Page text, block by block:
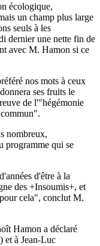
écologique,
un champ plus large
seuls à les
dernier une nette fin de
avec M. Hamon si ce
nos mots à ceux
ses fruits le
de l'"hégémonie
nombreux,
programme qui se
d'être à la
des +Insoumis+, et
cela", conclut M.
Hamon a déclaré
et à Jean-Luc